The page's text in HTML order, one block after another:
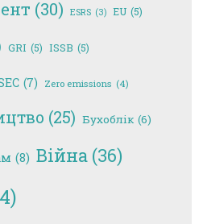
(30) ESRS (3) EU (5)
GRI (5) ISSB (5)
(7) Zero emissions (4)
(25) Бухоблік (6)
(8) Війна (36)